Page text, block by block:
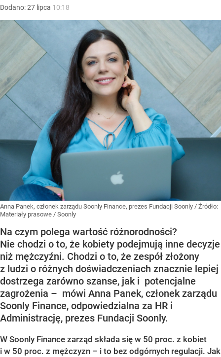
Dodano:27 lipca 10:18
Anna Panek, członek zarządu Soonly Finance, prezes Fundacji Soonly / Źródło:
Materiały prasowe / Soonly
Na czym polega wartość różnorodności?
Nie chodzi o to, że kobiety podejmują inne decyzje
niż mężczyźni. Chodzi o to, że zespół złożony
z ludzi o różnych doświadczeniach znacznie lepiej
dostrzega zarówno szanse, jak i potencjalne
zagrożenia – mówi Anna Panek, członek zarządu
Soonly Finance, odpowiedzialna za HR i
Administrację, prezes Fundacji Soonly.
W Soonly Finance zarząd składa się w 50 proc. z kobiet
i w 50 proc. z mężczyzn – i to bez odgórnych regulacji. Jak